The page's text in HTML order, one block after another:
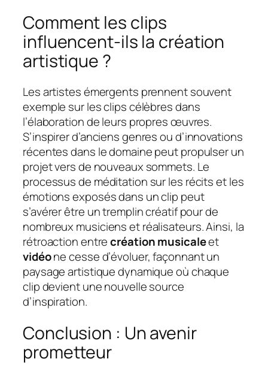
Comment les clips
influencent-ils la création
artistique ?
Les artistes émergents prennent souvent
exemple sur les clips célèbres dans
l’élaboration de leurs propres œuvres.
S’inspirer d’anciens genres ou d’innovations
récentes dans le domaine peut propulser un
projet vers de nouveaux sommets. Le
processus de méditation sur les récits et les
émotions exposés dans un clip peut
s’avérer être un tremplin créatif pour de
nombreux musiciens et réalisateurs. Ainsi, la
rétroaction entrecréation musicaleet
vidéone cesse d’évoluer, façonnant un
paysage artistique dynamique où chaque
clip devient une nouvelle source
d’inspiration.
Conclusion : Un avenir
prometteur